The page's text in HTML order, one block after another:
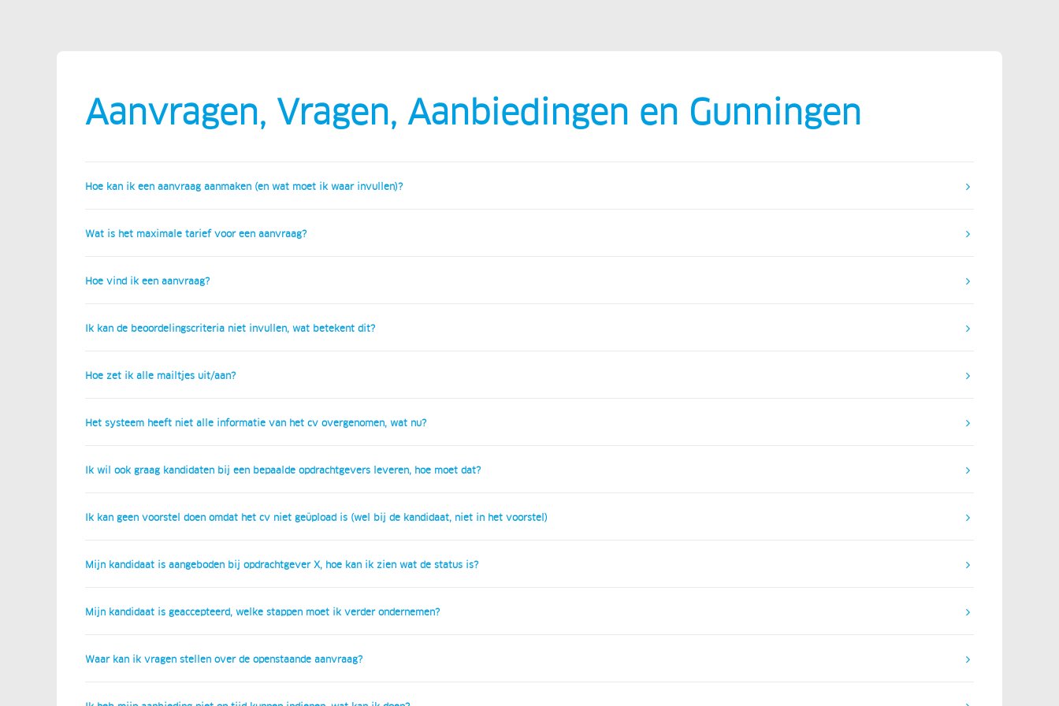
Aanvragen, Vragen, Aanbiedingen en Gunningen
Hoe kan ik een aanvraag aanmaken (en wat moet ik waar invullen)?
Wat is het maximale tarief voor een aanvraag?
Hoe vind ik een aanvraag?
Ik kan de beoordelingscriteria niet invullen, wat betekent dit?
Hoe zet ik alle mailtjes uit/aan?
Het systeem heeft niet alle informatie van het cv overgenomen, wat nu?
Ik wil ook graag kandidaten bij een bepaalde opdrachtgevers leveren, hoe moet dat?
Ik kan geen voorstel doen omdat het cv niet geüpload is (wel bij de kandidaat, niet in het voorstel)
Mijn kandidaat is aangeboden bij opdrachtgever X, hoe kan ik zien wat de status is?
Mijn kandidaat is geaccepteerd, welke stappen moet ik verder ondernemen?
Waar kan ik vragen stellen over de openstaande aanvraag?